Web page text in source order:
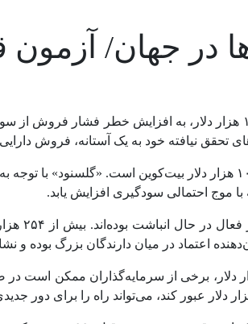
در جهان/
به گزارش اقتصادآنلاین به نقل از ایسنا، این شرکت با نزدیک شدن قیمت بیت‌کوین
موج احتمالی سودگیری افزایش یابد.
با این
گزارش کرد، با وجود انبوهی از خریدهای اخیر در محدوده ۹۵ هزار